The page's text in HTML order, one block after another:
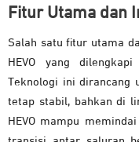
Fitur Utama dan
Salah satu fitur utama
HEVO yang
Teknologi ini dirancang
tetap stabil, bahkan di
HEVO mampu